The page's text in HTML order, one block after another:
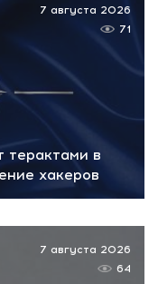
терактами в
хакеров
7 августа 2026
71
7 августа 2026
64